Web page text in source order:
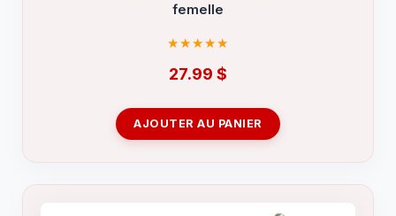
femelle
27.99 $
AJOUTER AU PANIER